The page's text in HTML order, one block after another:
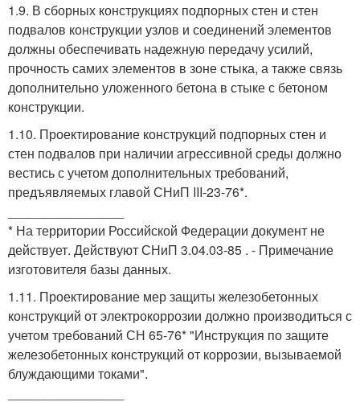
1.9. В сборных конструкциях подпорных стен и стен
подвалов конструкции узлов и соединений элементов
должны обеспечивать надежную передачу усилий,
прочность самих элементов в зоне стыка, а также связь
дополнительно уложенного бетона в стыке с бетоном
конструкции.
1.10. Проектирование конструкций подпорных стен и
стен подвалов при наличии агрессивной среды должно
вестись с учетом дополнительных требований,
предъявляемых главой СНиП III-23-76*.
* На территории Российской Федерации документ не
действует. Действуют СНиП 3.04.03-85 . - Примечание
изготовителя базы данных.
1.11. Проектирование мер защиты железобетонных
конструкций от электрокоррозии должно производиться с
учетом требований СН 65-76* "Инструкция по защите
железобетонных конструкций от коррозии, вызываемой
блуждающими токами".